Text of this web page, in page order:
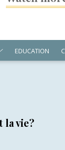
EDUCATION
vie?